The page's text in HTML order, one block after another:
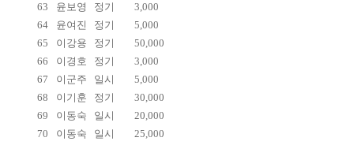
63
윤보영 정기
3,000
64
윤여진 정기
5,000
65
이강용 정기
50,000
66
이경호 정기
3,000
67
이군주 일시
5,000
68
이기훈 정기
30,000
69
이동숙 일시
20,000
70
이동숙 일시
25,000